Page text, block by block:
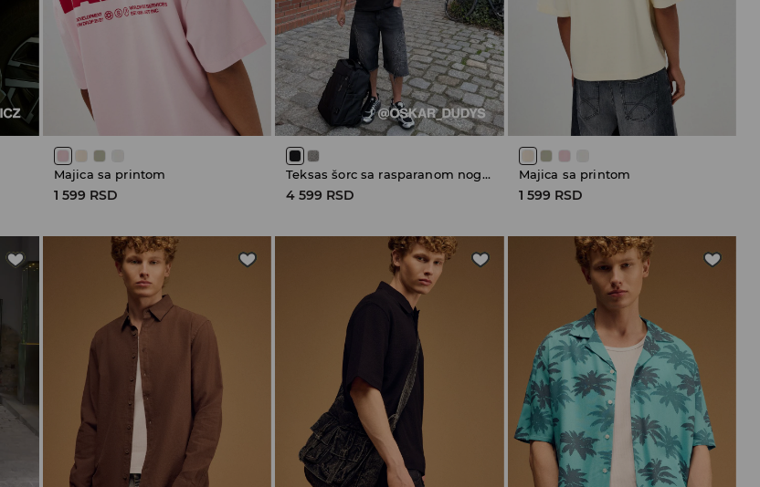
Majica sa printom
1 599 RSD
Teksas šorc sa rasparanom nogavicom
4 599 RSD
Majica sa printom
1 599 RSD